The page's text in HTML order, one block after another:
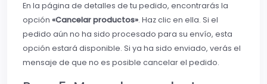
En la página de detalles de tu pedido, encontrarás la
opción «Cancelar productos». Haz clic en ella. Si el
pedido aún no ha sido procesado para su envío, esta
opción estará disponible. Si ya ha sido enviado, verás el
mensaje de que no es posible cancelar el pedido.